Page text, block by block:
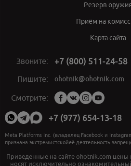
Резерв
Приём на
Карта сайта
Звоните: +7 (800) 511-24-58
Пишите: ohotnik@ohotnik.com
Смотрите:
Мы
в
социальных
сетях:
+7 (977) 654-13-18
Meta Platforms Inc. (владелец Facebook и
признана экстремистскойеё деятельность
Приведенные на сайте ohotnik.com цены
носят исключительно